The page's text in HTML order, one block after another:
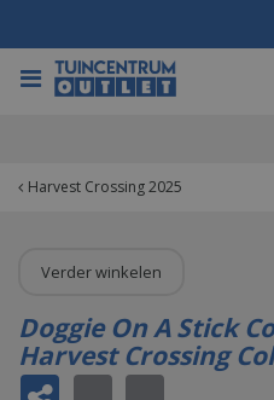
Harvest Crossing 2025
Verder winkelen
Doggie On A Stick
Harvest Crossing